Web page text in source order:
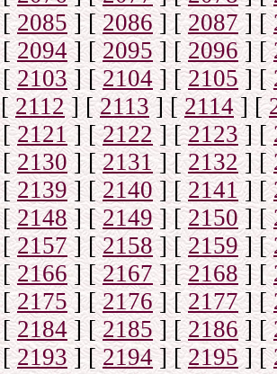
[2085] [2086] [2087] [
[2094] [2095] [2096] [
[2103] [2104] [2105] [
[2112] [2113] [2114] [
[2121] [2122] [2123] [
[2130] [2131] [2132] [
[2139] [2140] [2141] [
[2148] [2149] [2150] [
[2157] [2158] [2159] [
[2166] [2167] [2168] [
[2175] [2176] [2177] [
[2184] [2185 ] [2186] [
[2193] [2194] [2195] [